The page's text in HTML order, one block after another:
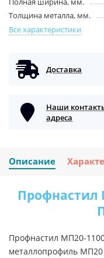
Толщина металла, мм.
Все характеристики
Доставка
Наши
адреса
Описание
Профнастил
Профнастил МП20-
металлопрофиль